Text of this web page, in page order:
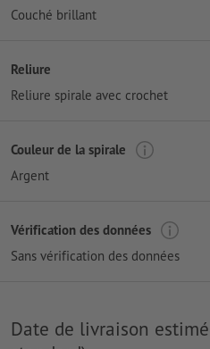
Couché brillant
Reliure
Reliure spirale avec crochet
Couleur de la spirale
Argent
Vérification des données
Sans vérification des données
Date de livraison